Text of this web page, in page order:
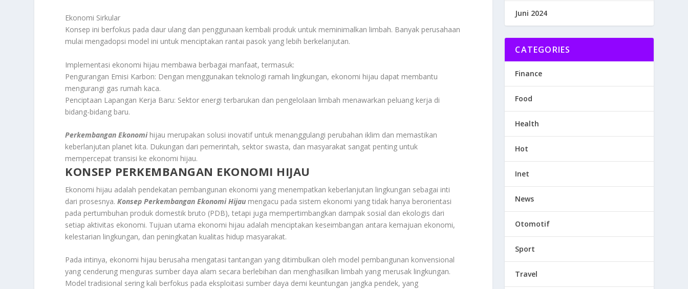
Ekonomi Sirkular
Konsep ini berfokus pada daur ulang dan penggunaan kembali produk untuk meminimalkan limbah. Banyak perusahaan
mulai mengadopsi model ini untuk menciptakan rantai pasok yang lebih berkelanjutan.
Implementasi ekonomi hijau membawa berbagai manfaat, termasuk:
Pengurangan Emisi Karbon: Dengan menggunakan teknologi ramah lingkungan, ekonomi hijau dapat membantu
mengurangi gas rumah kaca.
Penciptaan Lapangan Kerja Baru: Sektor energi terbarukan dan pengelolaan limbah menawarkan peluang kerja di
bidang-bidang baru.
Perkembangan Ekonomihijau merupakan solusi inovatif untuk menanggulangi perubahan iklim dan memastikan
keberlanjutan planet kita. Dukungan dari pemerintah, sektor swasta, dan masyarakat sangat penting untuk
mempercepat transisi ke ekonomi hijau.
KONSEP PERKEMBANGAN EKONOMI HIJAU
Ekonomi hijau adalah pendekatan pembangunan ekonomi yang menempatkan keberlanjutan lingkungan sebagai inti
dari prosesnya.Konsep Perkembangan Ekonomi Hijau mengacu pada sistem ekonomi yang tidak hanya berorientasi
pada pertumbuhan produk domestik bruto (PDB), tetapi juga mempertimbangkan dampak sosial dan ekologis dari
setiap aktivitas ekonomi. Tujuan utama ekonomi hijau adalah menciptakan keseimbangan antara kemajuan ekonomi,
kelestarian lingkungan, dan peningkatan kualitas hidup masyarakat.
Pada intinya, ekonomi hijau berusaha mengatasi tantangan yang ditimbulkan oleh model pembangunan konvensional
yang cenderung menguras sumber daya alam secara berlebihan dan menghasilkan limbah yang merusak lingkungan.
Model tradisional sering kali berfokus pada eksploitasi sumber daya demi keuntungan jangka pendek, yang
Juni 2024
CATEGORIES
Finance
Food
Health
Hot
Inet
News
Otomotif
Sport
Travel